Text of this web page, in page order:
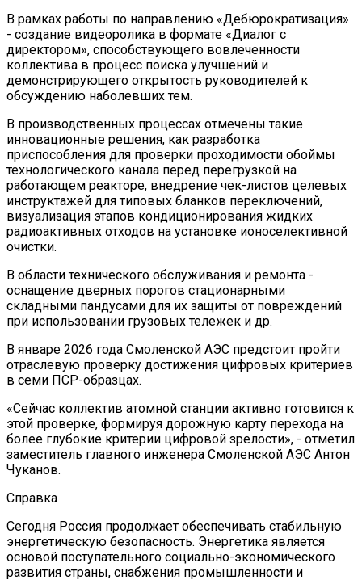
В рамках работы по направлению «Дебюрократизация»
- создание видеоролика в формате «Диалог с
директором», способствующего вовлеченности
коллектива в процесс поиска улучшений и
демонстрирующего открытость руководителей к
обсуждению наболевших тем.
В производственных процессах отмечены такие
инновационные решения, как разработка
приспособления для проверки проходимости обоймы
технологического канала перед перегрузкой на
работающем реакторе, внедрение чек-листов целевых
инструктажей для типовых бланков переключений,
визуализация этапов кондиционирования жидких
радиоактивных отходов на установке ионоселективной
очистки.
В области технического обслуживания и ремонта -
оснащение дверных порогов стационарными
складными пандусами для их защиты от повреждений
при использовании грузовых тележек и др.
В январе 2026 года Смоленской АЭС предстоит пройти
отраслевую проверку достижения цифровых критериев
в семи ПСР-образцах.
«Сейчас коллектив атомной станции активно готовится к
этой проверке, формируя дорожную карту перехода на
более глубокие критерии цифровой зрелости», - отметил
заместитель главного инженера Смоленской АЭС Антон
Чуканов.
Справка
Сегодня Россия продолжает обеспечивать стабильную
энергетическую безопасность. Энергетика является
основой поступательного социально-экономического
развития страны, снабжения промышленности и